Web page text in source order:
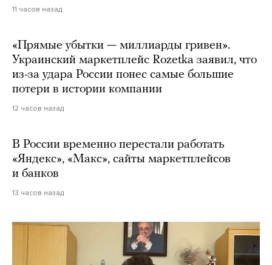
11 часов назад
«Прямые убытки — миллиарды гривен».
Украинский маркетплейс Rozetka заявил, что
из-за удара России понес самые большие
потери в истории компании
12 часов назад
В России временно перестали работать
«Яндекс», «Макс», сайты маркетплейсов
и банков
13 часов назад